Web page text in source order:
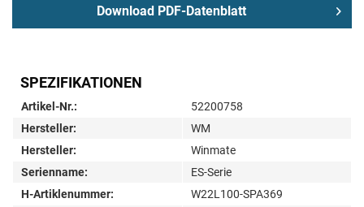
Download PDF-Datenblatt
SPEZIFIKATIONEN
Artikel-Nr.:
52200758
Hersteller:
WM
Hersteller:
Winmate
Serienname:
ES-Serie
H-Artiklenummer:
W22L100-SPA369